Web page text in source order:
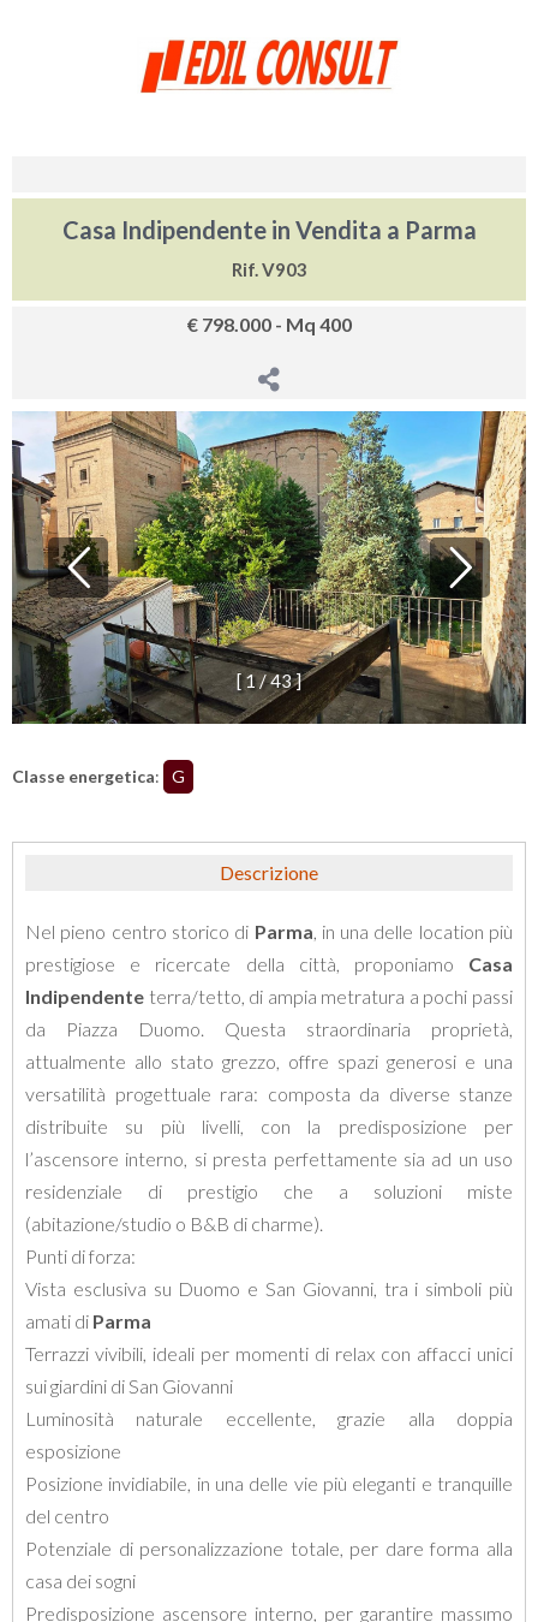
Casa Indipendente in Vendita a Parma
Rif. V903
€ 798.000 - Mq 400
[ 1/43]
Classe energetica: G
Descrizione
Nel pieno centro storico di Parma, in una delle location più
prestigiose e ricercate della città, proponiamo Casa
Indipendente terra/tetto, di ampia metratura a pochi passi
da Piazza Duomo. Questa straordinaria proprietà,
attualmente allo stato grezzo, offre spazi generosi e una
versatilità progettuale rara: composta da diverse stanze
distribuite su più livelli, con la predisposizione per
l’ascensore interno, si presta perfettamente sia ad un uso
residenziale di prestigio che a soluzioni miste
(abitazione/studio o B&B di charme).
Punti di forza:
Vista esclusiva su Duomo e San Giovanni, tra i simboli più
amati di Parma
Terrazzi vivibili, ideali per momenti di relax con affacci unici
sui giardini di San Giovanni
Luminosità naturale eccellente, grazie alla doppia
esposizione
Posizione invidiabile, in una delle vie più eleganti e tranquille
del centro
Potenziale di personalizzazione totale, per dare forma alla
casa dei sogni
Predisposizione ascensore interno, per garantire massımo